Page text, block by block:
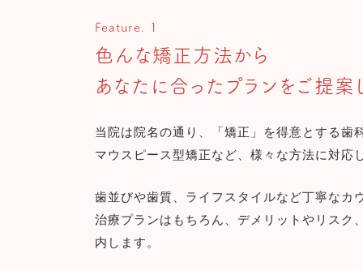
Feature. 1
色んな矯正方法から
あなたに合ったプランをご提案
当院は院名の通り、「矯正」を得意とする歯
マウスピース型矯正など、様々な方法に対応
歯並びや歯質、ライフスタイルなど丁寧なカ
治療プランはもちろん、デメリットやリスク
内します。